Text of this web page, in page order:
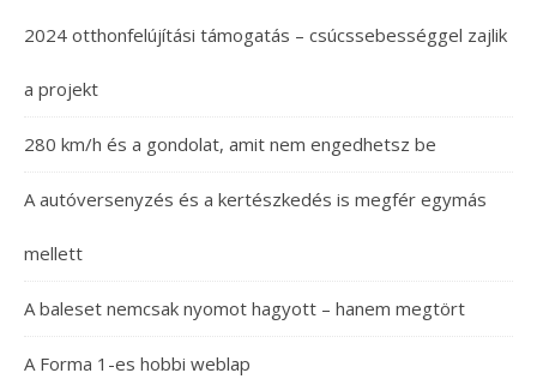
2024 otthonfelújítási támogatás – csúcssebességgel zajlik
a projekt
280 km/h és a gondolat, amit nem engedhetsz be
A autóversenyzés és a kertészkedés is megfér egymás
mellett
A baleset nemcsak nyomot hagyott – hanem megtört
A Forma 1-es hobbi weblap